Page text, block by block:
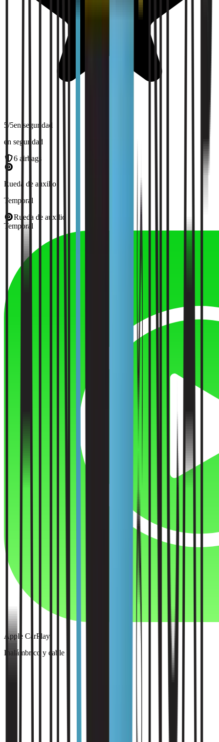
5 /5en seguridad
en seguridad
6 airbags
Rueda de auxilio
Temporal
Rueda de auxilio
Temporal
Apple CarPlay
Inalámbrico y cable